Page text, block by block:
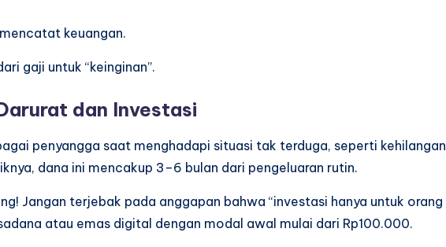
keuangan.
gaji untuk “keinginan”.
dan Investasi
penyangga saat menghadapi situasi tak terduga, seperti kehilangan
dana ini mencakup 3–6 bulan dari pengeluaran rutin.
Jangan terjebak pada anggapan bahwa “investasi hanya untuk orang
atau emas digital dengan modal awal mulai dari Rp100.000.